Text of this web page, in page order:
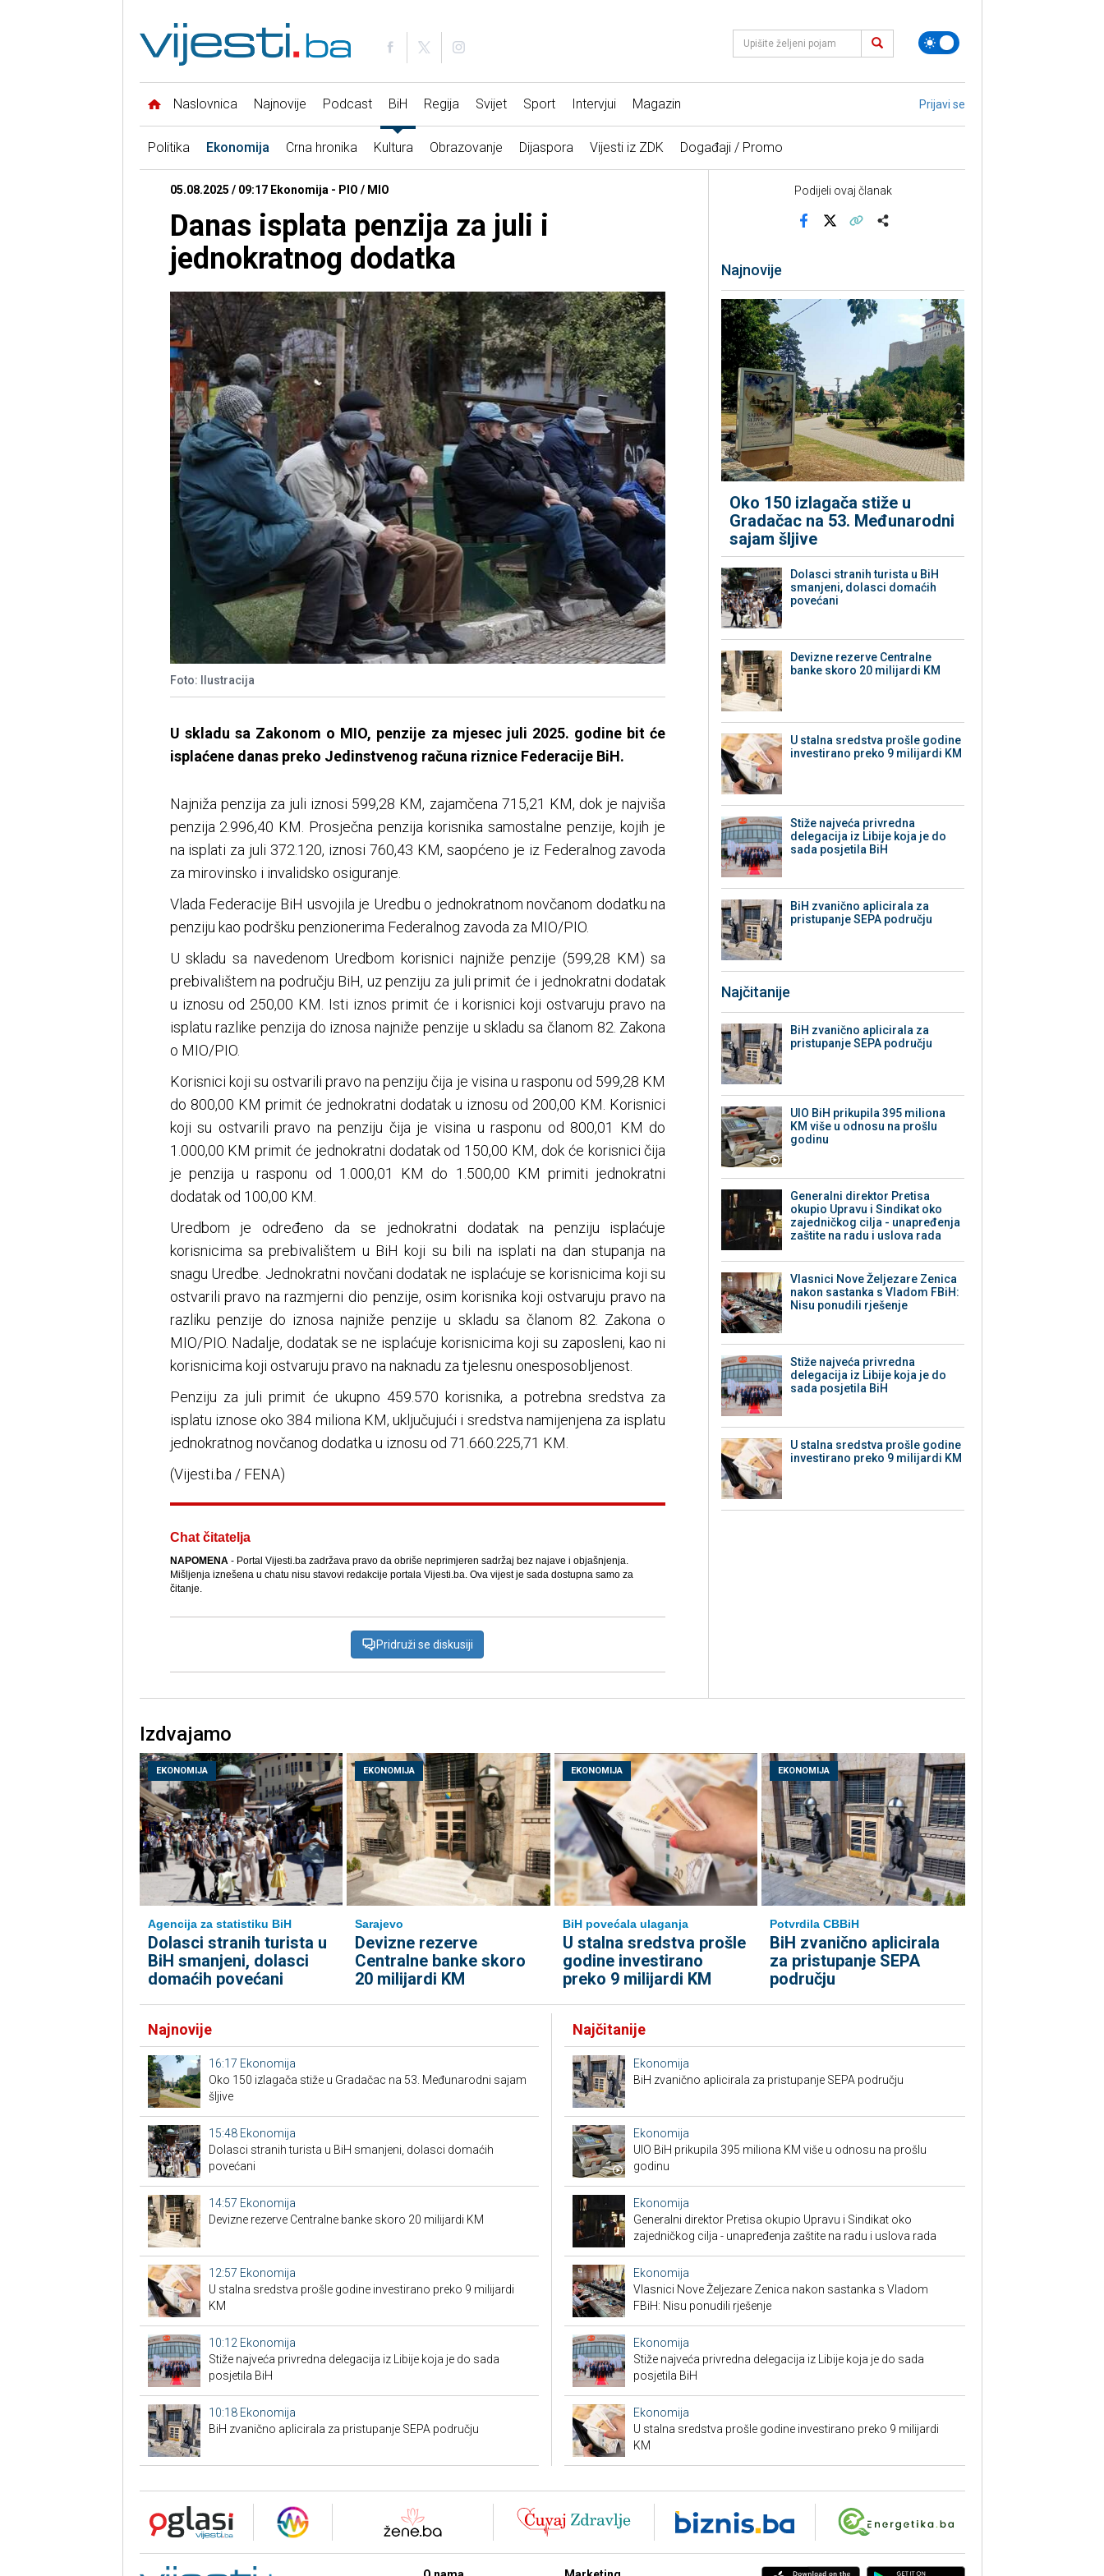
Naslovnica Najnovije Podcast BiH Regija Svijet Sport Intervjui Magazin Prijavi se
Politika Ekonomija Crna hronika Kultura Obrazovanje Dijaspora Vijesti iz ZDK Događaji / Promo
05.08.2025 / 09:17 Ekonomija - PIO / MIO
Danas isplata penzija za juli i
jednokratnog dodatka
Foto: Ilustracija
U skladu sa Zakonom o MIO, penzije za mjesec juli 2025. godine bit će
isplaćene danas preko Jedinstvenog računa riznice Federacije BiH.
Najniža penzija za juli iznosi 599,28 KM, zajamčena 715,21 KM, dok je najviša
penzija 2.996,40 KM. Prosječna penzija korisnika samostalne penzije, kojih je
na isplati za juli 372.120, iznosi 760,43 KM, saopćeno je iz Federalnog zavoda
za mirovinsko i invalidsko osiguranje.
Vlada Federacije BiH usvojila je Uredbu o jednokratnom novčanom dodatku na
penziju kao podršku penzionerima Federalnog zavoda za MIO/PIO.
U skladu sa navedenom Uredbom korisnici najniže penzije (599,28 KM) sa
prebivalištem na području BiH, uz penziju za juli primit će i jednokratni dodatak
u iznosu od 250,00 KM. Isti iznos primit će i korisnici koji ostvaruju pravo na
isplatu razlike penzija do iznosa najniže penzije u skladu sa članom 82. Zakona
o MIO/PIO.
Korisnici koji su ostvarili pravo na penziju čija je visina u rasponu od 599,28 KM
do 800,00 KM primit će jednokratni dodatak u iznosu od 200,00 KM. Korisnici
koji su ostvarili pravo na penziju čija je visina u rasponu od 800,01 KM do
1.000,00 KM primit će jednokratni dodatak od 150,00 KM, dok će korisnici čija
je penzija u rasponu od 1.000,01 KM do 1.500,00 KM primiti jednokratni
dodatak od 100,00 KM.
Uredbom je određeno da se jednokratni dodatak na penziju isplaćuje
korisnicima sa prebivalištem u BiH koji su bili na isplati na dan stupanja na
snagu Uredbe. Jednokratni novčani dodatak ne isplaćuje se korisnicima koji su
ostvarili pravo na razmjerni dio penzije, osim korisnika koji ostvaruju pravo na
razliku penzije do iznosa najniže penzije u skladu sa članom 82. Zakona o
MIO/PIO. Nadalje, dodatak se ne isplaćuje korisnicima koji su zaposleni, kao ni
korisnicima koji ostvaruju pravo na naknadu za tjelesnu onesposobljenost.
Penziju za juli primit će ukupno 459.570 korisnika, a potrebna sredstva za
isplatu iznose oko 384 miliona KM, uključujući i sredstva namijenjena za isplatu
jednokratnog novčanog dodatka u iznosu od 71.660.225,71 KM.
(Vijesti.ba / FENA)
Chat čitatelja
NAPOMENA- Portal Vijesti.ba zadržava pravo da obriše neprimjeren sadržaj bez najave i objašnjenja.
Mišljenja iznešena u chatu nisu stavovi redakcije portala Vijesti.ba. Ova vijest je sada dostupna samo za
čitanje.
Pridruži se diskusiji
Podijeli ovaj članak
Najnovije
Oko 150 izlagača stiže u
Gradačac na 53. Međunarodni
sajam šljive
Dolasci stranih turista u BiH
smanjeni, dolasci domaćih
povećani
Devizne rezerve Centralne
banke skoro 20 milijardi KM
U stalna sredstva prošle godine
investirano preko 9 milijardi KM
Stiže najveća privredna
delegacija iz Libije koja je do
sada posjetila BiH
BiH zvanično aplicirala za
pristupanje SEPA području
Najčitanije
BiH zvanično aplicirala za
pristupanje SEPA području
UIO BiH prikupila 395 miliona
KM više u odnosu na prošlu
godinu
Generalni direktor Pretisa
okupio Upravu i Sindikat oko
zajedničkog cilja - unapređenja
zaštite na radu i uslova rada
Vlasnici Nove Željezare Zenica
nakon sastanka s Vladom FBiH:
Nisu ponudili rješenje
Stiže najveća privredna
delegacija iz Libije koja je do
sada posjetila BiH
U stalna sredstva prošle godine
investirano preko 9 milijardi KM
Izdvajamo
EKONOMIJA
Agencija za statistiku BiH
Dolasci stranih turista u
BiH smanjeni, dolasci
domaćih povećani
EKONOMIJA
Sarajevo
Devizne rezerve
Centralne banke skoro
20 milijardi KM
EKONOMIJA
BiH povećala ulaganja
U stalna sredstva prošle
godine investirano
preko 9 milijardi KM
EKONOMIJA
Potvrdila CBBiH
BiH zvanično aplicirala
za pristupanje SEPA
području
Najnovije
16:17 Ekonomija
Oko 150 izlagača stiže u Gradačac na 53. Međunarodni sajam
šljive
15:48 Ekonomija
Dolasci stranih turista u BiH smanjeni, dolasci domaćih
povećani
14:57 Ekonomija
Devizne rezerve Centralne banke skoro 20 milijardi KM
12:57 Ekonomija
U stalna sredstva prošle godine investirano preko 9 milijardi
KM
10:12 Ekonomija
Stiže najveća privredna delegacija iz Libije koja je do sada
posjetila BiH
10:18 Ekonomija
BiH zvanično aplicirala za pristupanje SEPA području
Najčitanije
Ekonomija
BiH zvanično aplicirala za pristupanje SEPA području
Ekonomija
UIO BiH prikupila 395 miliona KM više u odnosu na prošlu
godinu
Ekonomija
Generalni direktor Pretisa okupio Upravu i Sindikat oko
zajedničkog cilja - unapređenja zaštite na radu i uslova rada
Ekonomija
Vlasnici Nove Željezare Zenica nakon sastanka s Vladom
FBiH: Nisu ponudili rješenje
Ekonomija
Stiže najveća privredna delegacija iz Libije koja je do sada
posjetila BiH
Ekonomija
U stalna sredstva prošle godine investirano preko 9 milijardi
KM